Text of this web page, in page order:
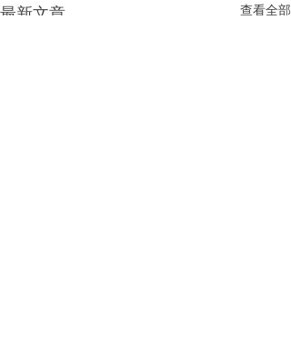
最新文章 查看全部